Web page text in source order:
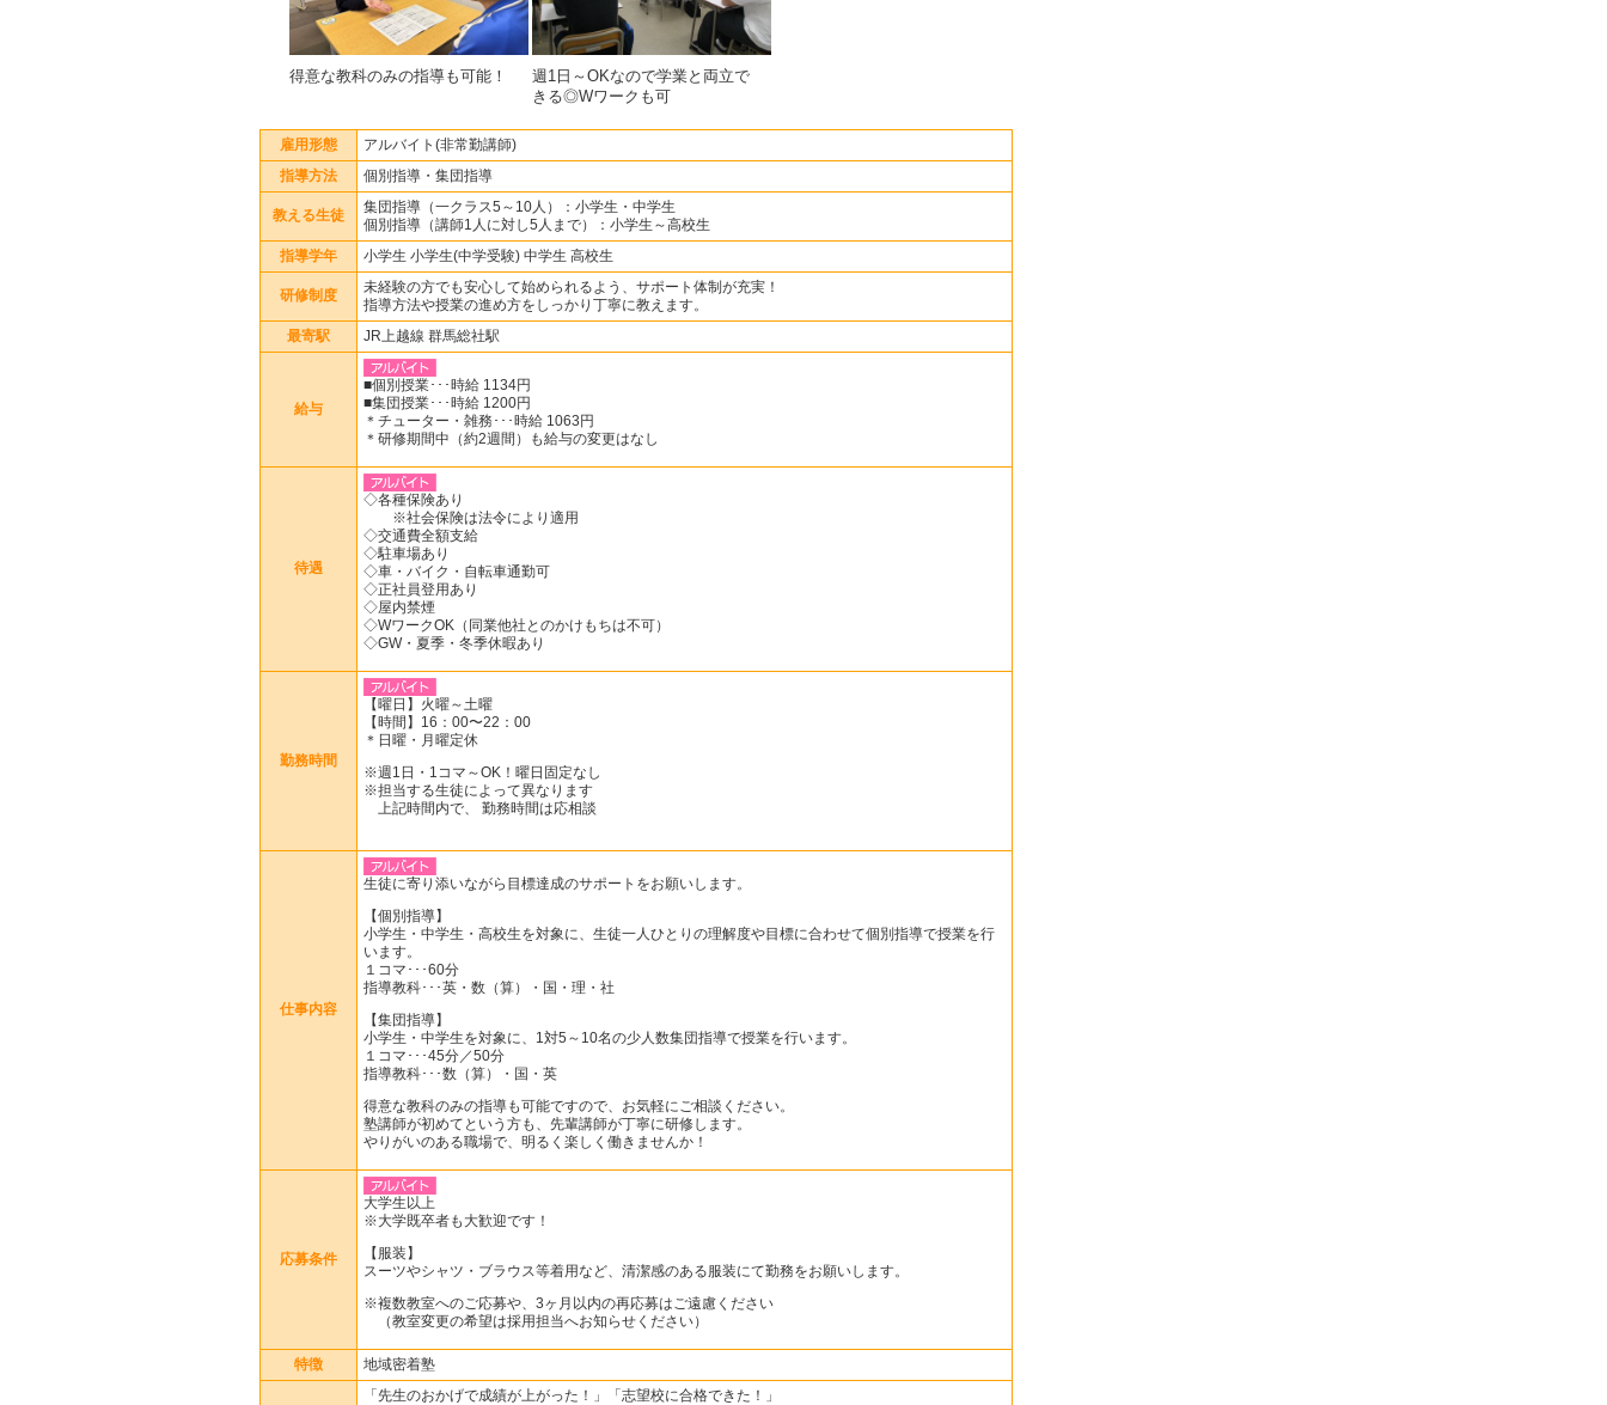
得意な教科のみの指導も可能！
週1日～OKなので学業と両立で
きる◎Wワークも可
雇用形態 アルバイト(非常勤講師)
指導方法 個別指導・集団指導
教える生徒
集団指導（一クラス5～10人）：小学生・中学生
個別指導（講師1人に対し5人まで）：小学生～高校生
指導学年 小学生 小学生(中学受験) 中学生 高校生
研修制度
未経験の方でも安心して始められるよう、サポート体制が充実！
指導方法や授業の進め方をしっかり丁寧に教えます。
最寄駅 JR上越線 群馬総社駅
給与
■個別授業･･･時給 1134円
■集団授業･･･時給 1200円
＊チューター・雑務･･･時給 1063円
＊研修期間中（約2週間）も給与の変更はなし
待遇
◇各種保険あり
※社会保険は法令により適用
◇交通費全額支給
◇駐車場あり
◇車・バイク・自転車通勤可
◇正社員登用あり
◇屋内禁煙
◇WワークOK（同業他社とのかけもちは不可）
◇GW・夏季・冬季休暇あり
勤務時間
【曜日】火曜～土曜
【時間】16：00〜22：00
＊日曜・月曜定休
※週1日・1コマ～OK！曜日固定なし
※担当する生徒によって異なります
上記時間内で、 勤務時間は応相談
仕事内容
生徒に寄り添いながら目標達成のサポートをお願いします。
【個別指導】
小学生・中学生・高校生を対象に、生徒一人ひとりの理解度や目標に合わせて個別指導で授業を行
います。
１コマ･･･60分
指導教科･･･英・数（算）・国・理・社
【集団指導】
小学生・中学生を対象に、1対5～10名の少人数集団指導で授業を行います。
１コマ･･･45分／50分
指導教科･･･数（算）・国・英
得意な教科のみの指導も可能ですので、お気軽にご相談ください。
塾講師が初めてという方も、先輩講師が丁寧に研修します。
やりがいのある職場で、明るく楽しく働きませんか！
応募条件
大学生以上
※大学既卒者も大歓迎です！
【服装】
スーツやシャツ・ブラウス等着用など、清潔感のある服装にて勤務をお願いします。
※複数教室へのご応募や、3ヶ月以内の再応募はご遠慮ください
（教室変更の希望は採用担当へお知らせください）
特徴 地域密着塾
「先生のおかげで成績が上がった！」「志望校に合格できた！」